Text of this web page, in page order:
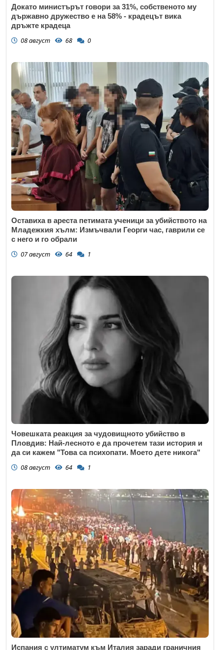
Докато министърът говори за 31%, собственото му
държавно дружество е на 58% - крадецът вика
дръжте крадеца
08 август 68 0
Оставиха в ареста петимата ученици за убийството на
Младежкия хълм: Измъчвали Георги час, гаврили се
с него и го обрали
07 август 64 1
Човешката реакция за чудовищното убийство в
Пловдив: Най-лесното е да прочетем тази история и
да си кажем "Това са психопати. Моето дете никога"
08 август 64 1
Испания с ултиматум към Италия заради граничния